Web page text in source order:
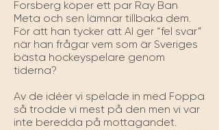
Forsberg köper ett par Ray Ban
Meta och sen lämnar tillbaka dem.
För att han tycker att AI ger “fel svar”
när han frågar vem som är Sveriges
bästa hockeyspelare genom
tiderna?
Av de idéer vi spelade in med Foppa
så trodde vi mest på den men vi var
inte beredda på mottagandet.